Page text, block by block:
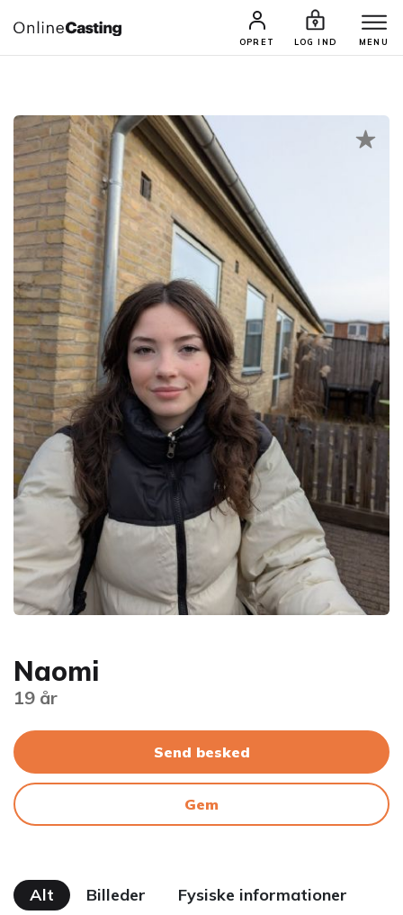
OPRET LOG IND MENU
CASTINGS & JOBS SØG PROFIL
Naomi
19 år
Send besked
Gem
Alt Billeder Fysiske informationer